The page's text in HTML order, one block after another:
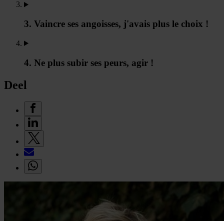
3. Vaincre ses angoisses, j'avais plus le choix !
4. Ne plus subir ses peurs, agir !
Deel